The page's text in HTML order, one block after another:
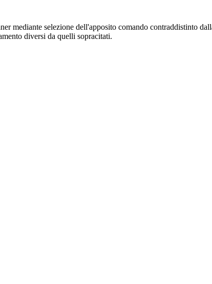
mediante selezione dell'apposito comando contraddistinto
diversi da quelli sopracitati.